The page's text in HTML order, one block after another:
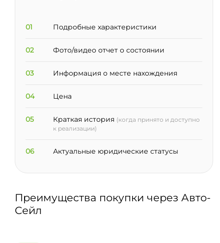
01 Подробные характеристики
02 Фото/видео отчет о состоянии
03 Информация о месте нахождения
04 Цена
05 Краткая история (когда принято и доступно
к реализации)
06 Актуальные юридические статусы
Преимущества покупки через Авто-
Сейл